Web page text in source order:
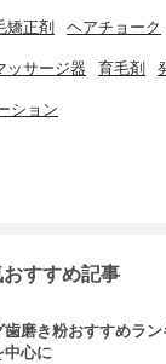
矯正剤 ヘアチョーク
ッサージ器 育毛剤
ション
すすめ記事
磨き粉おすすめラ
中心に